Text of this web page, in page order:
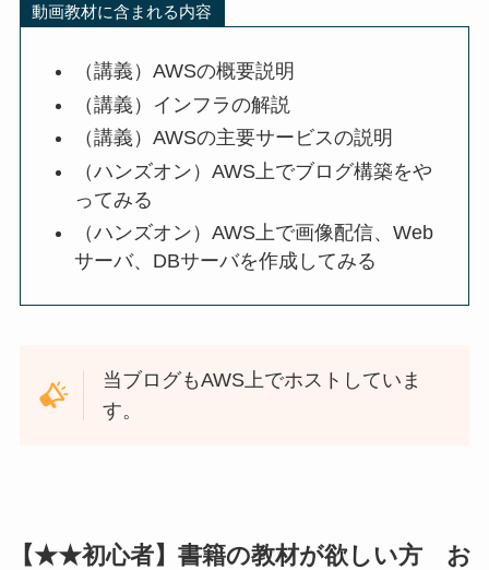
動画教材に含まれる内容
（講義）AWSの概要説明
（講義）インフラの解説
（講義）AWSの主要サービスの説明
（ハンズオン）AWS上でブログ構築をや
ってみる
（ハンズオン）AWS上で画像配信、Web
サーバ、DBサーバを作成してみる
当ブログもAWS上でホストしていま
す。
【★★初心者】書籍の教材が欲しい方 お